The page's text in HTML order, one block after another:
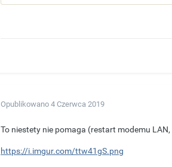
Opublikowano 4 Czerwca 2019
To niestety nie pomaga (restart modemu
https://i.imgur.com/ttw41gS.png